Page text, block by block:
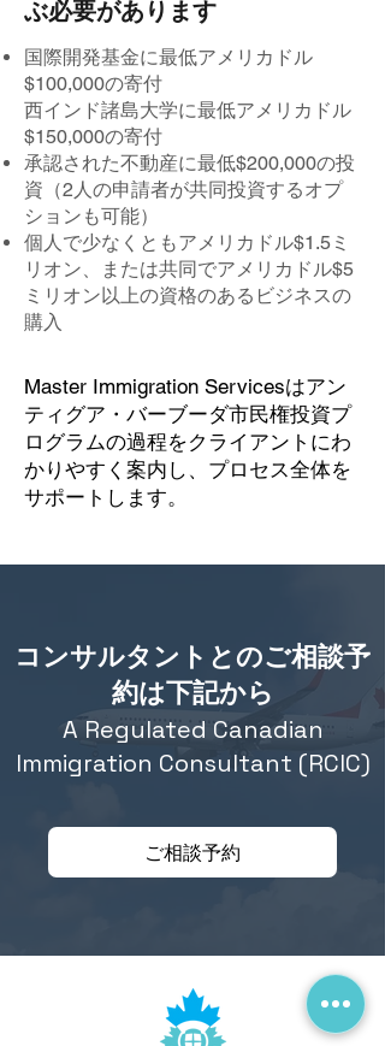
ぶ必要があります
国際開発基金に最低アメリカドル
$100,000の寄付
西インド諸島大学に最低アメリカドル
$150,000の寄付
承認された不動産に最低$200,000の投
資（2人の申請者が共同投資するオプ
ションも可能）
個人で少なくともアメリカドル$1.5ミ
リオン、または共同でアメリカドル$5
ミリオン以上の資格のあるビジネスの
購入
Master Immigration Servicesはアン
ティグア・バーブーダ市民権投資プ
ログラムの過程をクライアントにわ
かりやすく案内し、プロセス全体を
サポートします。
コンサルタントとのご相談予
約は下記から
A Regulated Canadian
Immigration Consultant (RCIC)
ご相談予約